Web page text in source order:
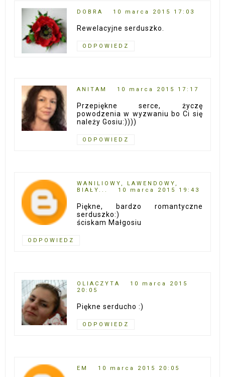
DOBRA 10 marca 2015 17:03
Rewelacyjne serduszko.
ODPOWIEDZ
ANITAM 10 marca 2015 17:17
Przepiękne serce, życzę
powodzenia w wyzwaniu bo Ci się
należy Gosiu:))))
ODPOWIEDZ
WANILIOWY, LAWENDOWY,
BIAŁY...
10 marca 2015 19:43
Piękne, bardzo romantyczne
serduszko:)
ściskam Małgosiu
ODPOWIEDZ
OLIACZYTA
10 marca 2015
20:05
Piękne serducho :)
ODPOWIEDZ
EM 10 marca 2015 20:05